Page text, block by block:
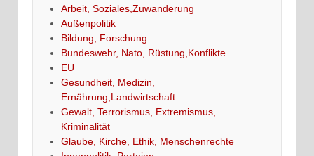
Arbeit, Soziales,Zuwanderung
Außenpolitik
Bildung, Forschung
Bundeswehr, Nato, Rüstung,Konflikte
EU
Gesundheit, Medizin,
Ernährung,Landwirtschaft
Gewalt, Terrorismus, Extremismus,
Kriminalität
Glaube, Kirche, Ethik, Menschenrechte